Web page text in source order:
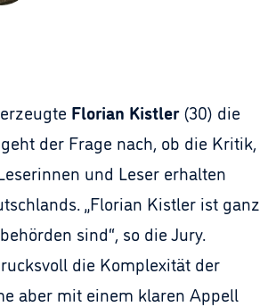
Florian Kistler(30) die
der Frage nach, ob die Kritik,
und Leser erhalten
„Florian Kistler ist ganz
sind“, so die Jury.
die Komplexität der
aber mit einem klaren Appell